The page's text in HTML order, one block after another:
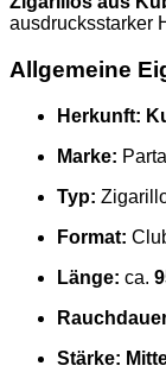
ausdrucksstarker
Allgemeine
Herkunft:
Marke:
Typ:
Format:
Länge: ca.
Stärke: